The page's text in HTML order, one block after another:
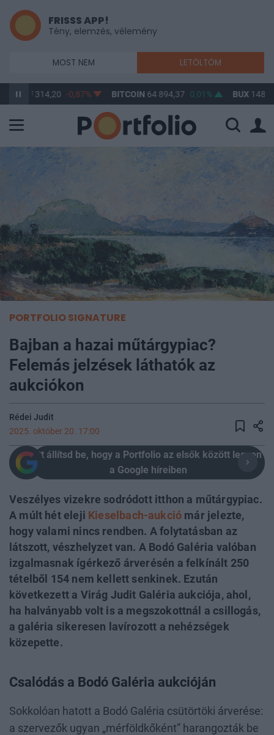
FRISSS APP!
Tény, elemzés, vélemény
MOST NEM LETÖLTÖM
314,20 -0,87% BITCOIN 64 894,37 0,01% BUX148 632,55
PORTFOLIO SIGNATURE
Bajban a hazai műtárgypiac?
Felemás jelzések láthatók az
aukciókon
Rédei Judit
2025. október 20. 17:00
Itt állítsd be, hogy a Portfolio az elsők között legyen
a Google híreiben
Veszélyes vizekre sodródott itthon a műtárgypiac.
A múlt hét eleji Kieselbach-aukció már jelezte,
hogy valami nincs rendben. A folytatásban az
látszott, vészhelyzet van. A Bodó Galéria valóban
izgalmasnak ígérkező árverésén a felkínált 250
tételből 154 nem kellett senkinek. Ezután
következett a Virág Judit Galéria aukciója, ahol,
ha halványabb volt is a megszokottnál a csillogás,
a galéria sikeresen lavírozott a nehézségek
közepette.
Csalódás a Bodó Galéria aukcióján
Sokkolóan hatott a Bodó Galéria csütörtöki árverése:
a szervezők ugyan „mérföldkőként” harangozták be